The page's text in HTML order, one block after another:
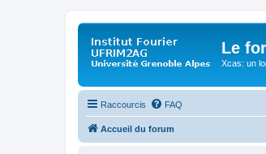
Le
Xcas: un
Raccourcis FAQ
Accueil du forum